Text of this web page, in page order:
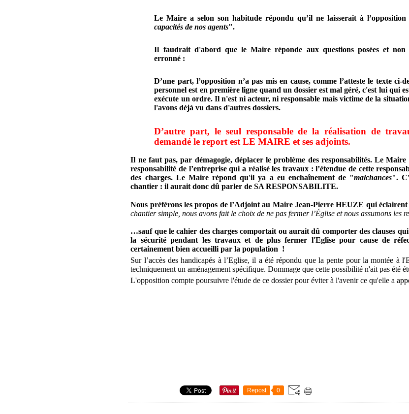
Le Maire a selon son habitude répondu qu’il ne laisserait à
capacités de nos agents".
Il faudrait d'abord que le Maire réponde aux questions posées et
erronné :
D’une part, l’opposition n’a pas mis en cause, comme l’atteste le texte ci-
personnel est en première ligne quand un dossier est mal géré, c'est lui qui
exécute un ordre. Il n'est ni acteur, ni responsable mais victime de la
l'avons déjà vu dans d'autres dossiers.
D’autre part, le seul responsable de la réalisation de
demandé le report est LE MAIRE et ses adjoints.
Il ne faut pas, par démagogie, déplacer le problème des responsabilités. Le
responsabilité de l’entreprise qui a réalisé les travaux : l’étendue de cette
des charges. Le Maire répond qu'il ya a eu enchaînement de "malchances".
chantier : il aurait donc dû parler de SA RESPONSABILITE.
Nous préférons les propos de l’Adjoint au Maire Jean-Pierre HEUZE qui
chantier simple, nous avons fait le choix de ne pas fermer l’Église et nous assumons les
…sauf que le cahier des charges comportait ou aurait dû comporter des clauses
la sécurité pendant les travaux et de plus fermer l'Eglise pour cause de
certainement bien accueilli par la population !
Sur l’accès des handicapés à l’Eglise, il a été répondu que la pente pour la montée à
techniquement un aménagement spécifique. Dommage que cette possibilité n'ait pas été
L'opposition compte poursuivre l'étude de ce dossier pour éviter à l'avenir ce qu'elle a
Repost 0